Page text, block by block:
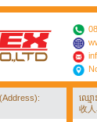
ឈ្មោ
收